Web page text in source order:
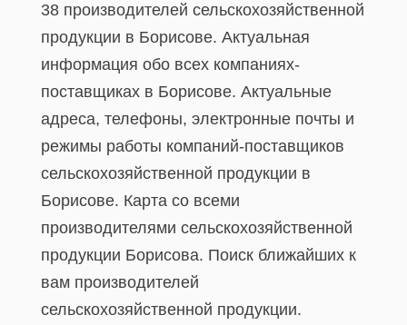
38 производителей сельскохозяйственной
продукции в Борисове. Актуальная
информация обо всех компаниях-
поставщиках в Борисове. Актуальные
адреса, телефоны, электронные почты и
режимы работы компаний-поставщиков
сельскохозяйственной продукции в
Борисове. Карта со всеми
производителями сельскохозяйственной
продукции Борисова. Поиск ближайших к
вам производителей
сельскохозяйственной продукции.